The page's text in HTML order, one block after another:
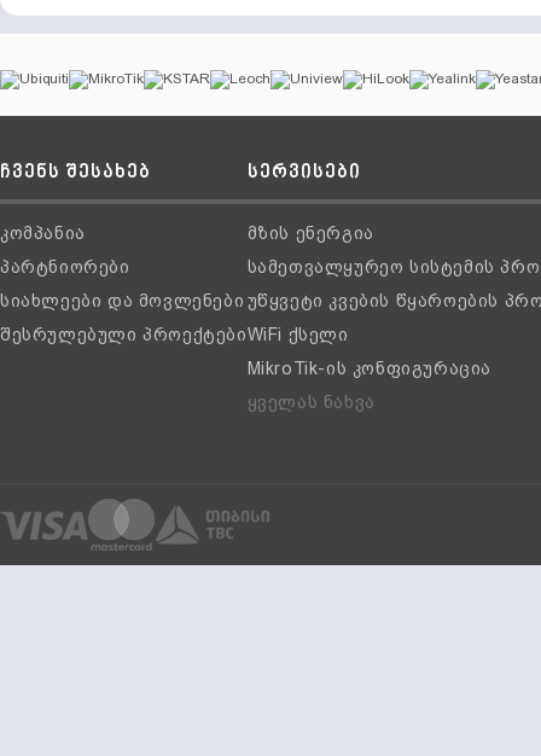
ჩვენს შესახებ
კომპანია
პარტნიორები
სიახლეები და მოვლენები
შესრულებული პროექტები
სერვისები
მზის ენერგია
სამეთვალყურეო სისტემის
უწყვეტი კვების წყაროების
WiFi ქსელი
MikroTik-ის კონფიგურაცია
ყველას ნახვა